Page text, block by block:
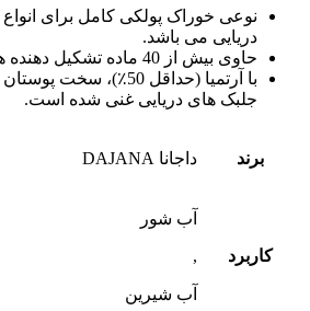
نوعی خوراک پولکی کامل برای
دریایی می باشد.
حاوی بیش از 40 ماده تشکیل دهنده هستند.
با آرتمیا (حداقل 50٪)،
جلبک های دریایی غنی شده است.
برند داجانا DAJANA
کاربرد
آب شور
,
آب شیرین